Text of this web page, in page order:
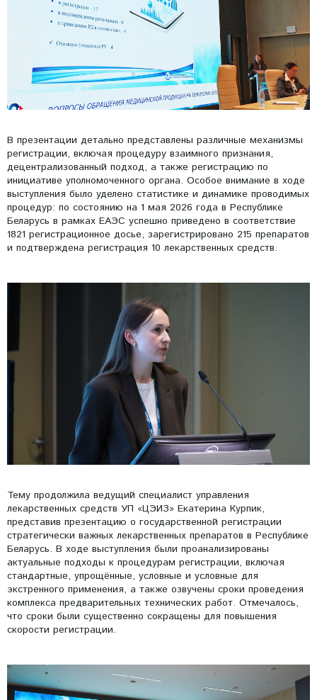
В презентации детально представлены различные механизмы
регистрации, включая процедуру взаимного признания,
децентрализованный подход, а также регистрацию по
инициативе уполномоченного органа. Особое внимание в ходе
выступления было уделено статистике и динамике проводимых
процедур: по состоянию на 1 мая 2026 года в Республике
Беларусь в рамках ЕАЭС успешно приведено в соответствие
1821 регистрационное досье, зарегистрировано 215 препаратов
и подтверждена регистрация 10 лекарственных средств.
Тему продолжила ведущий специалист управления
лекарственных средств УП «ЦЭИЗ» Екатерина Курпик,
представив презентацию о государственной регистрации
стратегически важных лекарственных препаратов в Республике
Беларусь. В ходе выступления были проанализированы
актуальные подходы к процедурам регистрации, включая
стандартные, упрощённые, условные и условные для
экстренного применения, а также озвучены сроки проведения
комплекса предварительных технических работ. Отмечалось,
что сроки были существенно сокращены для повышения
скорости регистрации.